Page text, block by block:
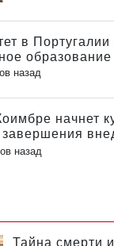
в Португалии
образование
назад
начнет
назад
Тайна смерти